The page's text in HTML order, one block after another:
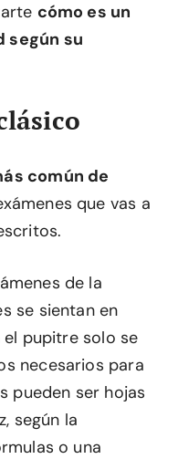
cómo es un
según su
común de
que vas a
de la
se sientan en
el pupitre solo se
necesarios para
pueden ser hojas
según la
o una